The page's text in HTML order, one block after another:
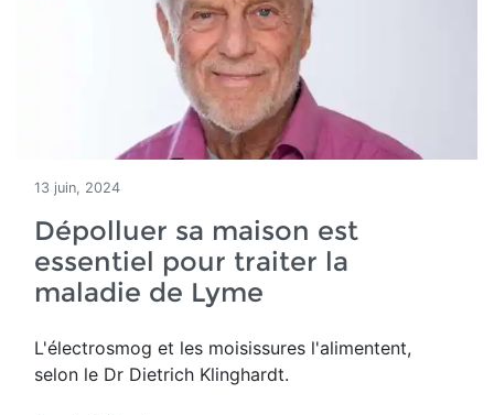
13 juin, 2024
Dépolluer sa maison est
essentiel pour traiter la
maladie de Lyme
L'électrosmog et les moisissures l'alimentent,
selon le Dr Dietrich Klinghardt.